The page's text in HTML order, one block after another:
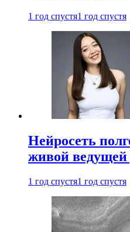
1 год спустя1 год спустя
Нейросеть
живой ведущей
1 год спустя1 год спустя